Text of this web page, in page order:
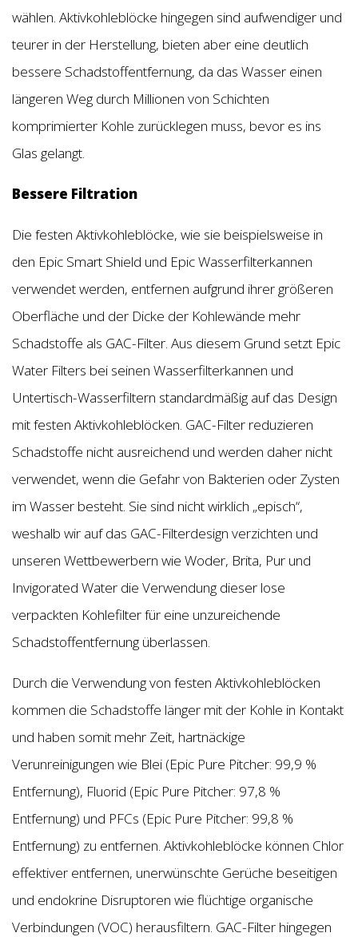
wählen. Aktivkohleblöcke hingegen sind aufwendiger und
teurer in der Herstellung, bieten aber eine deutlich
bessere Schadstoffentfernung, da das Wasser einen
längeren Weg durch Millionen von Schichten
komprimierter Kohle zurücklegen muss, bevor es ins
Glas gelangt.
Bessere Filtration
Die festen Aktivkohleblöcke, wie sie beispielsweise in
den Epic Smart Shield und Epic Wasserfilterkannen
verwendet werden, entfernen aufgrund ihrer größeren
Oberfläche und der Dicke der Kohlewände mehr
Schadstoffe als GAC-Filter. Aus diesem Grund setzt Epic
Water Filters bei seinen Wasserfilterkannen und
Untertisch-Wasserfiltern standardmäßig auf das Design
mit festen Aktivkohleblöcken. GAC-Filter reduzieren
Schadstoffe nicht ausreichend und werden daher nicht
verwendet, wenn die Gefahr von Bakterien oder Zysten
im Wasser besteht. Sie sind nicht wirklich „episch“,
weshalb wir auf das GAC-Filterdesign verzichten und
unseren Wettbewerbern wie Woder, Brita, Pur und
Invigorated Water die Verwendung dieser lose
verpackten Kohlefilter für eine unzureichende
Schadstoffentfernung überlassen.
Durch die Verwendung von festen Aktivkohleblöcken
kommen die Schadstoffe länger mit der Kohle in Kontakt
und haben somit mehr Zeit, hartnäckige
Verunreinigungen wie Blei (Epic Pure Pitcher: 99,9 %
Entfernung), Fluorid (Epic Pure Pitcher: 97,8 %
Entfernung) und PFCs (Epic Pure Pitcher: 99,8 %
Entfernung) zu entfernen. Aktivkohleblöcke können Chlor
effektiver entfernen, unerwünschte Gerüche beseitigen
und endokrine Disruptoren wie flüchtige organische
Verbindungen (VOC) herausfiltern. GAC-Filter hingegen